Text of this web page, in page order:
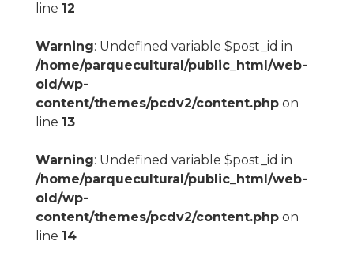
line 12
Warning: Undefined variable $post_id in
/home/parquecultural/public_html/web-
old/wp-
content/themes/pcdv2/content.phpon
line 13
Warning: Undefined variable $post_id in
/home/parquecultural/public_html/web-
old/wp-
content/themes/pcdv2/content.phpon
line 14